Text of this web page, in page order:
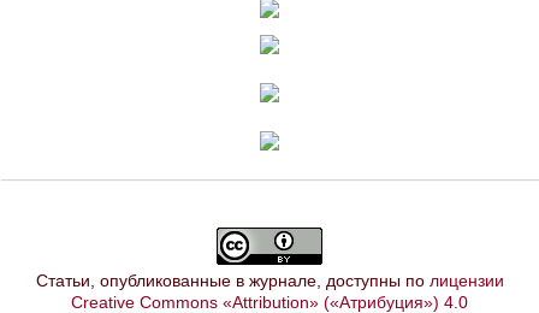
Статьи, опубликованные в журнале, доступны по лицензии
Creative Commons «Attribution» («Атрибуция») 4.0